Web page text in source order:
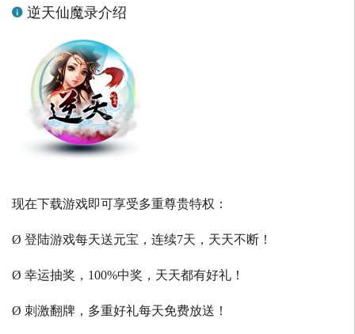
逆天仙魔录介绍
现在下载游戏即可享受多重尊贵特权：
Ø 登陆游戏每天送元宝，连续7天，天天不断！
Ø 幸运抽奖，100%中奖，天天都有好礼！
Ø 刺激翻牌，多重好礼每天免费放送！